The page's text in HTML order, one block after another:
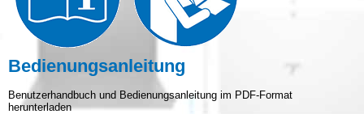
Bedienungsanleitung
Benutzerhandbuch und Bedienungsanleitung im PDF-Format
herunterladen